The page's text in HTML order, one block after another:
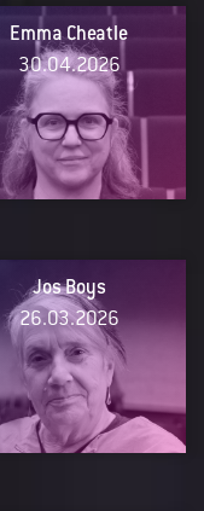
Emma Cheatle
30.04.2026
Jos Boys
26.03.2026